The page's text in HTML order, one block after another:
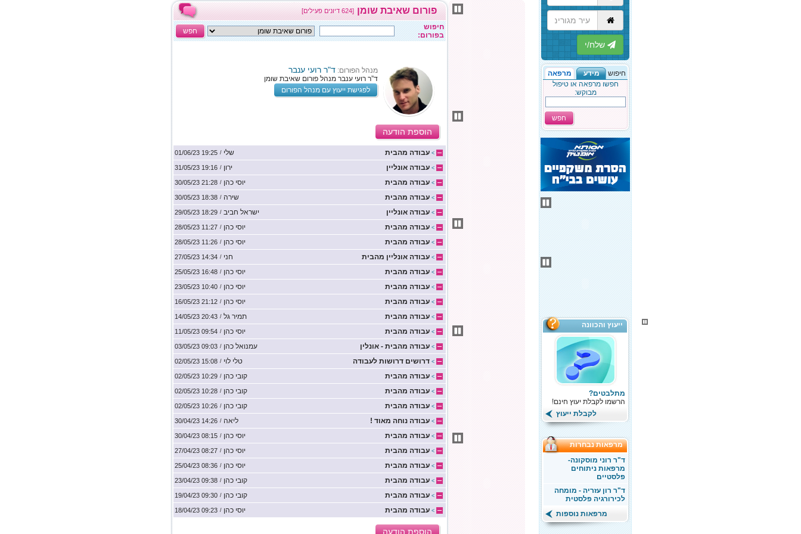
הבא
חיפוש מידע
מרפאה
חפשו מרפאה או טיפול
מבוקש:
חפש
ייעוץ והכוונה
מתלבטים?
הרשמו לקבלת יעוץ חינם!
לקבלת ייעוץ
מרפאות נבחרות
ד"ר רוני מוסקונה-
מרפאות ניתוחים
פלסטיים
ד"ר רון עזריה - מומחה
לכירורגיה פלסטית
מרפאות נוספות
[624 דיונים פעילים] פורום שאיבת שומן
חפש
חיפוש
בפורום:
מנהל הפורום: ד"ר רועי ענבר
ד”ר רועי ענבר מנהל פורום שאיבת שומן
לפגישת ייעוץ עם מנהל הפורום
הוספת הודעה
> עבודה מהבית שלי /
19:25 01/06/23
> עבודה אונליין ירון /
19:16 31/05/23
> עבודה מהבית יוסי כהן /
21:28 30/05/23
> עבודה מהבית שירה /
18:38 30/05/23
> עבודה אונליין ישראל חביב /
18:29 29/05/23
> עבודה מהבית יוסי כהן /
11:27 28/05/23
> עבודה מהבית יוסי כהן /
11:26 28/05/23
> עבודה אונליין מהבית חני /
14:34 27/05/23
> עבודה מהבית יוסי כהן /
16:48 25/05/23
> עבודה מהבית יוסי כהן /
10:40 23/05/23
> עבודה מהבית יוסי כהן /
21:12 16/05/23
> עבודה מהבית תמיר גל /
20:43 14/05/23
> עבודה מהבית יוסי כהן /
09:54 11/05/23
> עבודה מהבית - אונלין עמנואל כהן /
09:03 03/05/23
> דרושים דרושות לעבודה טלי לוי /
15:08 02/05/23
> עבודה מהבית קובי כהן /
10:29 02/05/23
> עבודה מהבית קובי כהן /
10:28 02/05/23
> עבודה מהבית קובי כהן /
10:26 02/05/23
> עבודה נוחה מאוד ! ליאה /
14:26 30/04/23
> עבודה מהבית יוסי כהן /
08:15 30/04/23
> עבודה מהבית יוסי כהן /
08:27 27/04/23
> עבודה מהבית יוסי כהן /
08:36 25/04/23
> עבודה מהבית קובי כהן /
09:38 23/04/23
> עבודה מהבית קובי כהן /
09:30 19/04/23
> עבודה מהבית יוסי כהן /
09:23 18/04/23
הוספת הודעה